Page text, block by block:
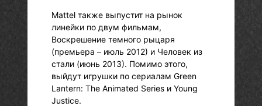
Mattel также выпустит на рынок
линейки по двум фильмам,
Воскрешение темного рыцаря
(премьера – июль 2012) и Человек из
стали (июнь 2013). Помимо этого,
выйдут игрушки по сериалам Green
Lantern: The Animated Series и Young
Justice.